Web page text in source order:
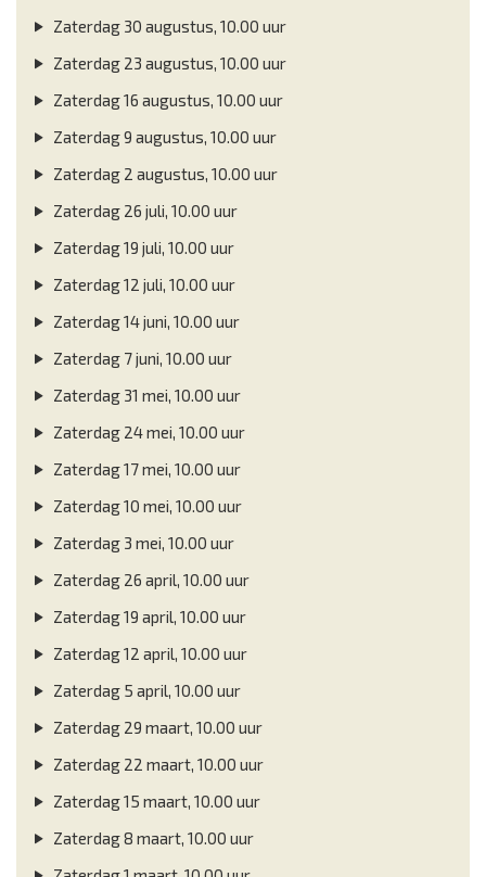
Zaterdag 30 augustus, 10.00 uur
Zaterdag 23 augustus, 10.00 uur
Zaterdag 16 augustus, 10.00 uur
Zaterdag 9 augustus, 10.00 uur
Zaterdag 2 augustus, 10.00 uur
Zaterdag 26 juli, 10.00 uur
Zaterdag 19 juli, 10.00 uur
Zaterdag 12 juli, 10.00 uur
Zaterdag 14 juni, 10.00 uur
Zaterdag 7 juni, 10.00 uur
Zaterdag 31 mei, 10.00 uur
Zaterdag 24 mei, 10.00 uur
Zaterdag 17 mei, 10.00 uur
Zaterdag 10 mei, 10.00 uur
Zaterdag 3 mei, 10.00 uur
Zaterdag 26 april, 10.00 uur
Zaterdag 19 april, 10.00 uur
Zaterdag 12 april, 10.00 uur
Zaterdag 5 april, 10.00 uur
Zaterdag 29 maart, 10.00 uur
Zaterdag 22 maart, 10.00 uur
Zaterdag 15 maart, 10.00 uur
Zaterdag 8 maart, 10.00 uur